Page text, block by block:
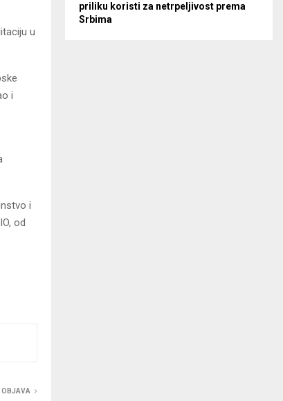
u
i
i
od
OBJAVA
priliku koristi za netrpeljivost prema
Srbima